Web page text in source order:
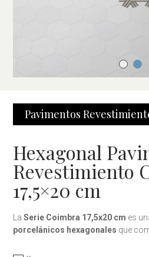
Pavimentos
Hexagonal
Revestimiento
17,5×20 cm
LaSerie Coimbra 17,5x20 cm es
porcelánicos hexagonales que
última generación. Su formato